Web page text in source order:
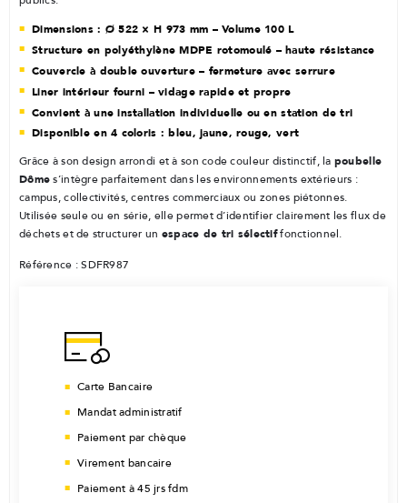
Dimensions : Ø 522 × H 973 mm – Volume 100 L
Structure en polyéthylène MDPE rotomoulé – haute résistance
Couvercle à double ouverture – fermeture avec serrure
Liner intérieur fourni – vidage rapide et propre
Convient à une installation individuelle ou en station de tri
Disponible en 4 coloris : bleu, jaune, rouge, vert
Grâce à son design arrondi et à son code couleur distinctif, la poubelle
Dôme s’intègre parfaitement dans les environnements extérieurs :
campus, collectivités, centres commerciaux ou zones piétonnes.
Utilisée seule ou en série, elle permet d’identifier clairement les flux de
déchets et de structurer un espace de tri sélectiffonctionnel.
Référence : SDFR987
Carte Bancaire
Mandat administratif
Paiement par chèque
Virement bancaire
Paiement à 45 jrs fdm